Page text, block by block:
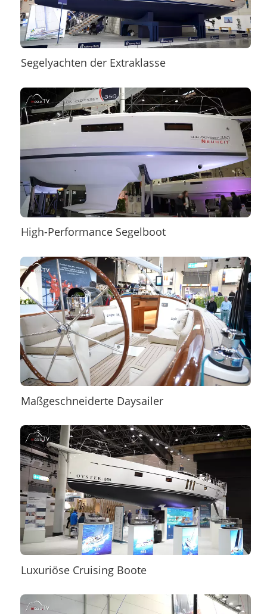
Segelyachten der Extraklasse
High-Performance Segelboot
Maßgeschneiderte Daysailer
Luxuriöse Cruising Boote